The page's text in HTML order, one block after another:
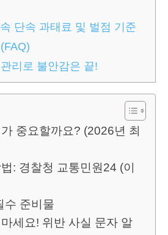
단속 과태료 및 벌점 기준
리로 불안감은 끝!
중요할까요? (2026년 최
: 경찰청 교통민원24 (이
수 준비물
세요! 위반 사실 문자 알